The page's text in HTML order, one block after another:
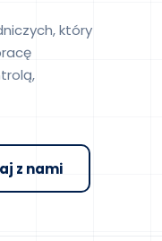
który
z nami